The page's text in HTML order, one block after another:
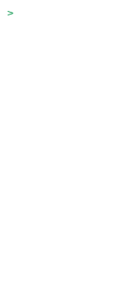
>